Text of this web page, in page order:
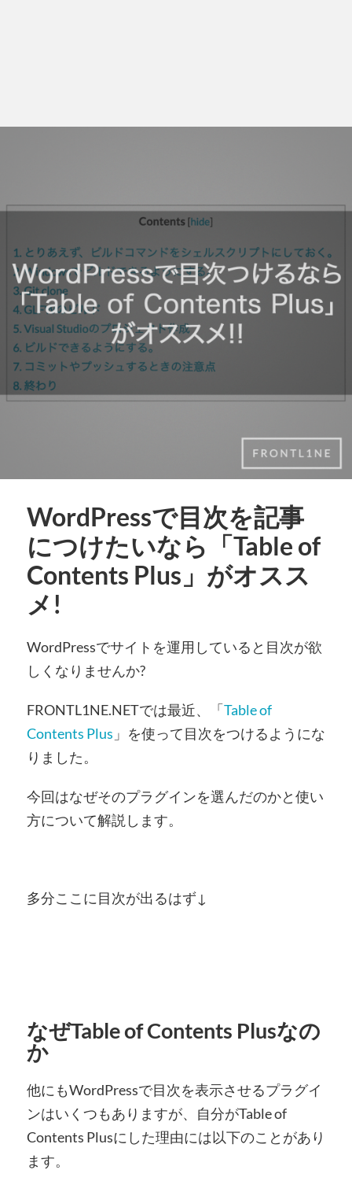
WordPressで目次を記事
につけたいなら「Table of
Contents Plus」がオスス
メ!
WordPressでサイトを運用していると目次が欲
しくなりませんか?
FRONTL1NE.NETでは最近、「Table of
Contents Plus 」を使って目次をつけるようにな
りました。
今回はなぜそのプラグインを選んだのかと使い
方について解説します。
多分ここに目次が出るはず↓
なぜTable of Contents Plusなの
か
他にもWordPressで目次を表示させるプラグイ
ンはいくつもありますが、自分がTable of
Contents Plusにした理由には以下のことがあり
ます。